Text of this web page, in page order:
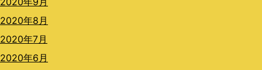
2020年8月
2020年7月
2020年6月